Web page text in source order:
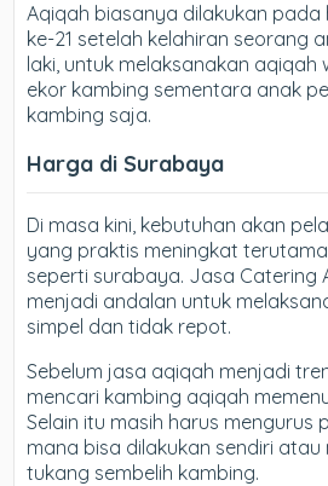
Aqiqah biasanya dilakukan pada
ke-21 setelah kelahiran seorang
laki, untuk melaksanakan
ekor kambing sementara anak
kambing saja.
Harga di Surabaya
Di masa kini, kebutuhan akan
yang praktis meningkat
seperti surabaya. Jasa Catering
menjadi andalan untuk
simpel dan tidak repot.
Sebelum jasa aqiqah menjadi
mencari kambing aqiqah
Selain itu masih harus mengurus
mana bisa dilakukan sendiri atau
tukang sembelih kambing.